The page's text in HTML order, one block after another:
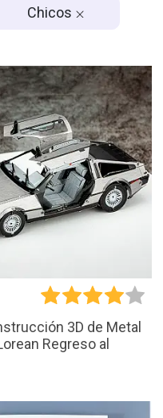
Chicos
3D de Metal
Regreso al